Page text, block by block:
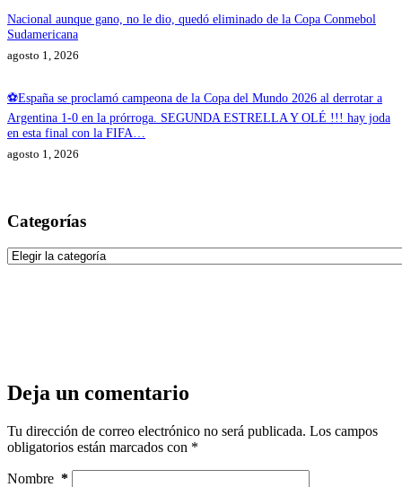
Nacional aunque gano, no le dio, quedó eliminado de la Copa Conmebol
Sudamericana
agosto 1, 2026
⚽España se proclamó campeona de la Copa del Mundo 2026 al derrotar a
Argentina 1-0 en la prórroga. SEGUNDA ESTRELLA Y OLÉ !!! hay joda
en esta final con la FIFA…
agosto 1, 2026
Categorías
Categorías
Deja un comentario
Tu dirección de correo electrónico no será publicada. Los campos
obligatorios están marcados con *
Nombre *